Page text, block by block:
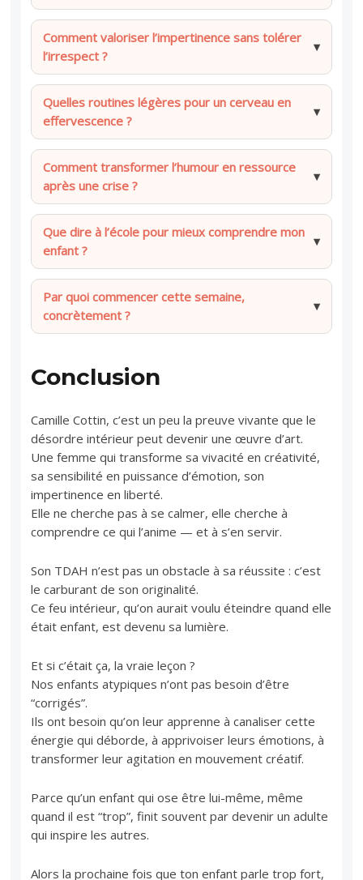
Comment valoriser l’impertinence sans tolérer
l’irrespect ?
Quelles routines légères pour un cerveau en
effervescence ?
Comment transformer l’humour en ressource
après une crise ?
Que dire à l’école pour mieux comprendre mon
enfant ?
Par quoi commencer cette semaine,
concrètement ?
Conclusion
Camille Cottin, c’est un peu la preuve vivante que le
désordre intérieur peut devenir une œuvre d’art.
Une femme qui transforme sa vivacité en créativité,
sa sensibilité en puissance d’émotion, son
impertinence en liberté.
Elle ne cherche pas à se calmer, elle cherche à
comprendre ce qui l’anime — et à s’en servir.
Son TDAH n’est pas un obstacle à sa réussite : c’est
le carburant de son originalité.
Ce feu intérieur, qu’on aurait voulu éteindre quand elle
était enfant, est devenu sa lumière.
Et si c’était ça, la vraie leçon ?
Nos enfants atypiques n’ont pas besoin d’être
“corrigés”.
Ils ont besoin qu’on leur apprenne à canaliser cette
énergie qui déborde, à apprivoiser leurs émotions, à
transformer leur agitation en mouvement créatif.
Parce qu’un enfant qui ose être lui-même, même
quand il est “trop”, finit souvent par devenir un adulte
qui inspire les autres.
Alors la prochaine fois que ton enfant parle trop fort,